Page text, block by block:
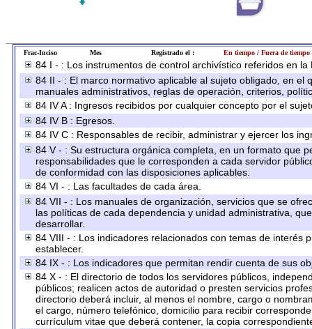
Frac-Inciso Mes Registrado el : En tiempo / Fuera de tiempo
84 I - : Los instrumentos de control archivístico referidos en
84 II - : El marco normativo aplicable al sujeto obligado, en
manuales administrativos, reglas de operación, criterios,
84 IV A : Ingresos recibidos por cualquier concepto por el
84 IV B : Egresos.
84 IV C : Responsables de recibir, administrar y ejercer los
84 V - : Su estructura orgánica completa, en un formato que
responsabilidades que le corresponden a cada servidor
de conformidad con las disposiciones aplicables.
84 VI - : Las facultades de cada área.
84 VII - : Los manuales de organización, servicios que se
las políticas de cada dependencia y unidad administrativa,
desarrollar.
84 VIII - : Los indicadores relacionados con temas de interés
establecer.
84 IX - : Los indicadores que permitan rendir cuenta de sus
84 X - : El directorio de todos los servidores públicos,
públicos; realicen actos de autoridad o presten servicios
directorio deberá incluir, al menos el nombre, cargo o
el cargo, número telefónico, domicilio para recibir
currículum vitae que deberá contener, la copia